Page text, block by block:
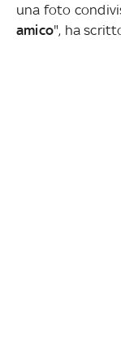
una foto
amico", ha